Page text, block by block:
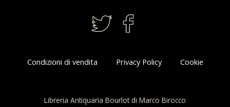
Condizioni di vendita Privacy Policy Cookie
Libreria Antiquaria Bourlot di Marco Birocco